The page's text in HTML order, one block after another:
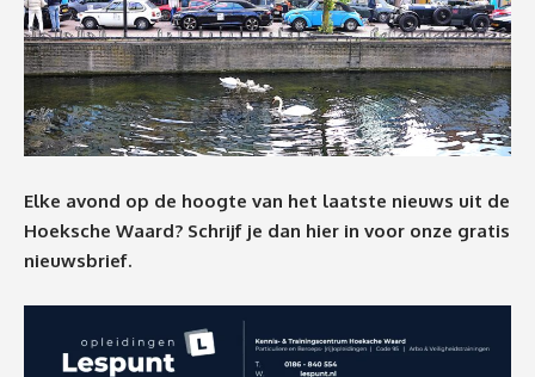
Elke avond op de hoogte van het laatste nieuws uit de
Hoeksche Waard? Schrijf je dan hier in voor onze gratis
nieuwsbrief.